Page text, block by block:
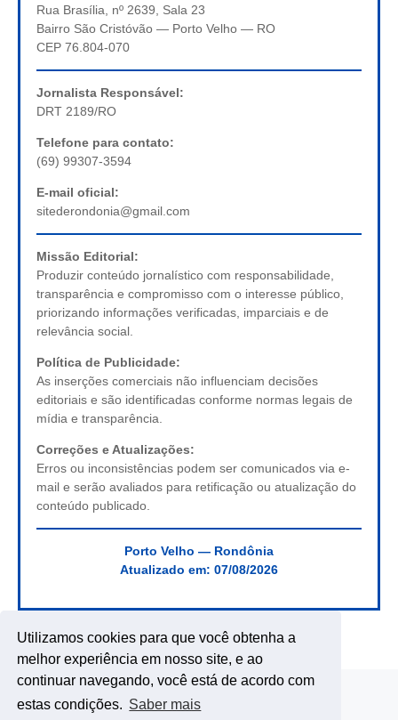
Utilizamos cookies para que você obtenha a
melhor experiência em nosso site, e ao
continuar navegando, você está de acordo com
estas condições. Saber mais
Rua Brasília, nº 2639, Sala 23
Bairro São Cristóvão — Porto Velho — RO
CEP 76.804-070
Jornalista Responsável:
DRT 2189/RO
Telefone para contato:
(69) 99307-3594
E-mail oficial:
sitederondonia@gmail.com
Missão Editorial:
Produzir conteúdo jornalístico com responsabilidade,
transparência e compromisso com o interesse público,
priorizando informações verificadas, imparciais e de
relevância social.
Política de Publicidade:
As inserções comerciais não influenciam decisões
editoriais e são identificadas conforme normas legais de
mídia e transparência.
Correções e Atualizações:
Erros ou inconsistências podem ser comunicados via e-
mail e serão avaliados para retificação ou atualização do
conteúdo publicado.
Porto Velho — Rondônia
Atualizado em: 07/08/2026